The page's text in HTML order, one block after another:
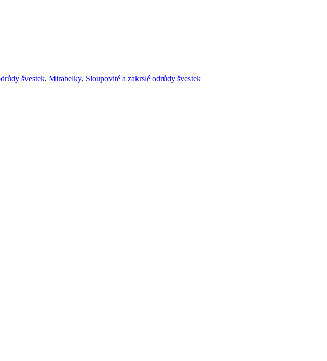
švestek, Mirabelky, Sloupovité a zakrslé odrůdy švestek